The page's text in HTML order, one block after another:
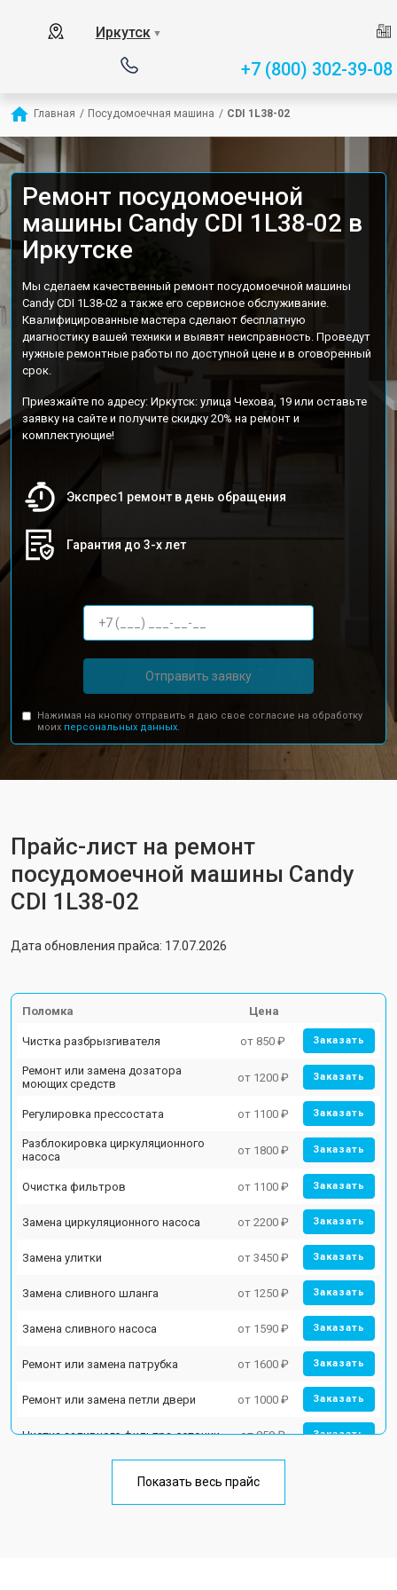
Иркутск ▼
+7 (800) 302-39-08
Главная / Посудомоечная машина / CDI 1L38-02
Ремонт посудомоечной
машины Candy CDI 1L38-02 в
Иркутске
Мы сделаем качественный ремонт посудомоечной машины
Candy CDI 1L38-02 а также его сервисное обслуживание.
Квалифицированные мастера сделают бесплатную
диагностику вашей техники и выявят неисправность. Проведут
нужные ремонтные работы по доступной цене и в оговоренный
срок.
Приезжайте по адресу: Иркутск: улица Чехова, 19 или оставьте
заявку на сайте и получите скидку 20% на ремонт и
комплектующие!
Экспрес1 ремонт в день обращения
Гарантия до 3-х лет
Отправить заявку
Нажимая на кнопку отправить я даю свое согласие на обработку
моих персональных данных.
Прайс-лист на ремонт
посудомоечной машины Candy
CDI 1L38-02
Дата обновления прайса: 17.07.2026
Поломка Цена
Чистка разбрызгивателя от 850 ₽ Заказать
Ремонт или замена дозатора
моющих средств
от 1200 ₽ Заказать
Регулировка прессостата от 1100 ₽ Заказать
Разблокировка циркуляционного
насоса
от 1800 ₽ Заказать
Очистка фильтров от 1100 ₽ Заказать
Замена циркуляционного насоса от 2200 ₽ Заказать
Замена улитки от 3450 ₽ Заказать
Замена сливного шланга от 1250 ₽ Заказать
Замена сливного насоса от 1590 ₽ Заказать
Ремонт или замена патрубка от 1600 ₽ Заказать
Ремонт или замена петли двери от 1000 ₽ Заказать
Чистка заливного фильтра-сеточки от 850 ₽ Заказать
Ремонт теплообменника от 2000 ₽
Показать весь прайс